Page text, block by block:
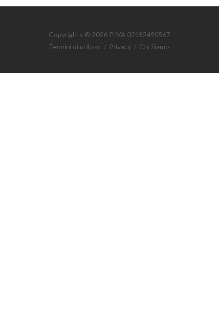
Copyrights © 2026 P.IVA 02152490567
Termini di utilizzo / Privacy / Chi Siamo